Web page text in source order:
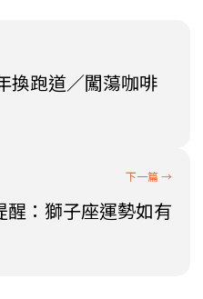
換跑道／闖蕩咖啡
：獅子座運勢如有